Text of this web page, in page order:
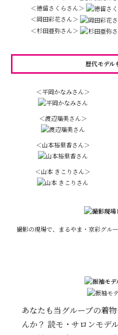
＜徳留さくらさん＞
＜岡田彩花さん＞
＜杉田亜弥さん＞
歴代モデル
＜平岡かなみさん＞
＜渡辺瑠美さん＞
＜山本裕里香さん＞
＜山本 きこりさん＞
撮影の現場で、まるやま・京彩グル
あなたも当グループの着
んか？ 読モ・サロンモデ